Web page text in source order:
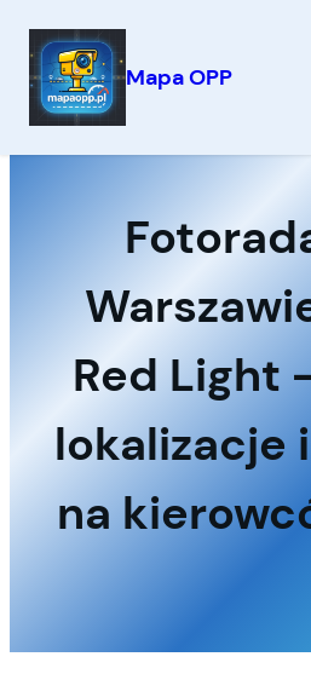
Przejdź
Mapa OPP
Red Light
lokalizacje
na